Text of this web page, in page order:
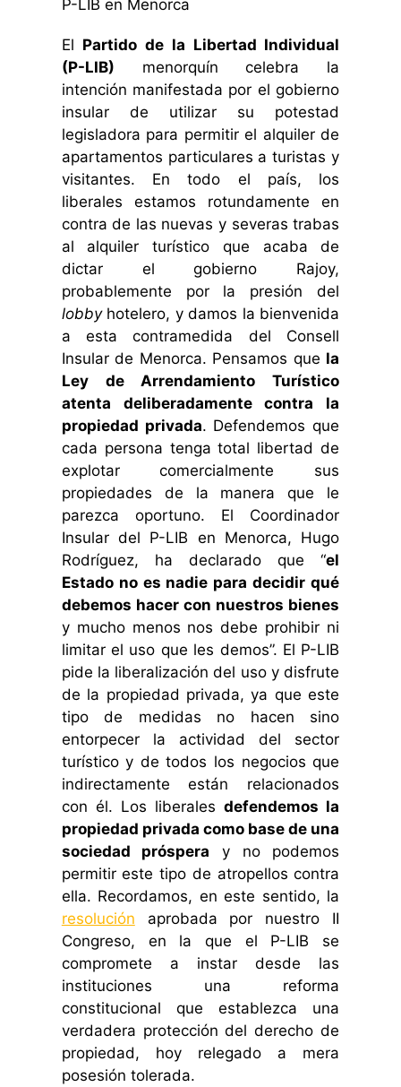
El Partido de la Libertad Individual
(P-LIB) menorquín celebra la
intención manifestada por el gobierno
insular de utilizar su potestad
legisladora para permitir el alquiler de
apartamentos particulares a turistas y
visitantes. En todo el país, los
liberales estamos rotundamente en
contra de las nuevas y severas trabas
al alquiler turístico que acaba de
dictar el gobierno Rajoy,
probablemente por la presión del
lobbyhotelero, y damos la bienvenida
a esta contramedida del Consell
Insular de Menorca. Pensamos que la
Ley de Arrendamiento Turístico
atenta deliberadamente contra la
propiedad privada. Defendemos que
cada persona tenga total libertad de
explotar comercialmente sus
propiedades de la manera que le
parezca oportuno. El Coordinador
Insular del P-LIB en Menorca, Hugo
Rodríguez, ha declarado que “el
Estado no es nadie para decidir qué
debemos hacer con nuestros bienes
y mucho menos nos debe prohibir ni
limitar el uso que les demos”. El P-LIB
pide la liberalización del uso y disfrute
de la propiedad privada, ya que este
tipo de medidas no hacen sino
entorpecer la actividad del sector
turístico y de todos los negocios que
indirectamente están relacionados
con él. Los liberalesdefendemos la
propiedad privada como base de una
sociedad próspera y no podemos
permitir este tipo de atropellos contra
ella. Recordamos, en este sentido, la
resolución aprobada por nuestro II
Congreso, en la que el P-LIB se
compromete a instar desde las
instituciones una reforma
constitucional que establezca una
verdadera protección del derecho de
propiedad, hoy relegado a mera
posesión tolerada.